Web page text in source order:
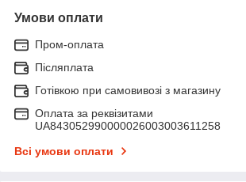
Умови оплати
Пром-оплата
Післяплата
Готівкою при самовивозі з магазину
Оплата за реквізитами
UA843052990000026003003611258
Всі умови оплати